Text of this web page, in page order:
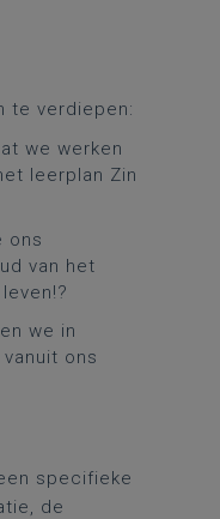
te verdiepen:
we werken
leerplan Zin
ons
van het
we in
ons
specifieke
de